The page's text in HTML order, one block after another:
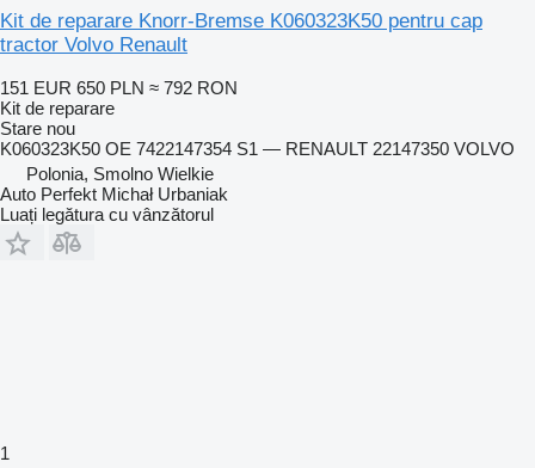
Kit de reparare Knorr-Bremse K060323K50 pentru cap
tractor Volvo Renault
151 EUR 650 PLN ≈ 792 RON
Kit de reparare
Stare nou
K060323K50 OE 7422147354 S1 — RENAULT 22147350 VOLVO
Polonia, Smolno Wielkie
Auto Perfekt Michał Urbaniak
Luați legătura cu vânzătorul
1